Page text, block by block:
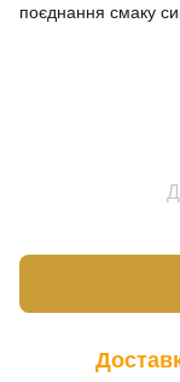
поєднання смаку